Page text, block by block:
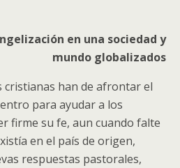
en una sociedad y
mundo globalizados
cristianas han de afrontar el
para ayudar a los
firme su fe, aun cuando falte
en el país de origen,
respuestas pastorales,